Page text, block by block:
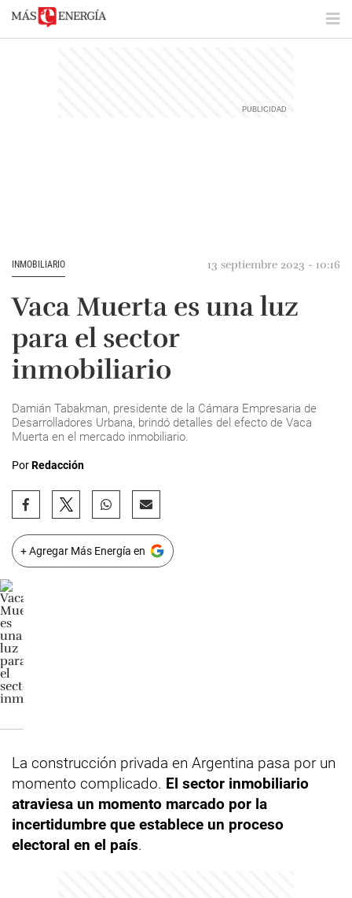
INMOBILIARIO 13 septiembre 2023 - 10:16
Vaca Muerta es una luz
para el sector
inmobiliario
Damián Tabakman, presidente de la Cámara Empresaria de
Desarrolladores Urbana, brindó detalles del efecto de Vaca
Muerta en el mercado inmobiliario.
PorRedacción
+ Agregar Más Energía en
La construcción privada en Argentina pasa por un
momento complicado. El sector inmobiliario
atraviesa un momento marcado por la
incertidumbre que establece un proceso
electoral en el país.